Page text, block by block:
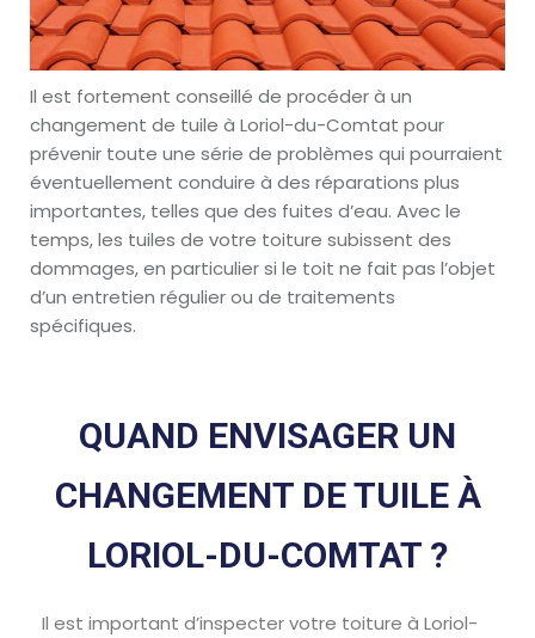
Il est fortement conseillé de procéder à un
changement de tuile à Loriol-du-Comtat pour
prévenir toute une série de problèmes qui pourraient
éventuellement conduire à des réparations plus
importantes, telles que des fuites d’eau. Avec le
temps, les tuiles de votre toiture subissent des
dommages, en particulier si le toit ne fait pas l’objet
d’un entretien régulier ou de traitements
spécifiques.
QUAND ENVISAGER UN
CHANGEMENT DE TUILE À
LORIOL-DU-COMTAT ?
Il est important d’inspecter votre toiture à Loriol-